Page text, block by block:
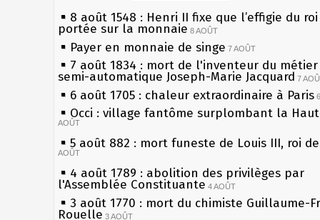
8 août 1548 : Henri II fixe que l’effigie du
portée sur la monnaie 8 AOÛT
Payer en monnaie de singe 7 AOÛT
7 août 1834 : mort de l'inventeur du
semi-automatique Joseph-Marie Jacquard 7
6 août 1705 : chaleur extraordinaire à Paris
Occi : village fantôme surplombant la
AOÛT
5 août 882 : mort funeste de Louis III, roi
AOÛT
4 août 1789 : abolition des privilèges par
l'Assemblée Constituante 4 AOÛT
3 août 1770 : mort du chimiste Guillaume-
Rouelle 3 AOÛT